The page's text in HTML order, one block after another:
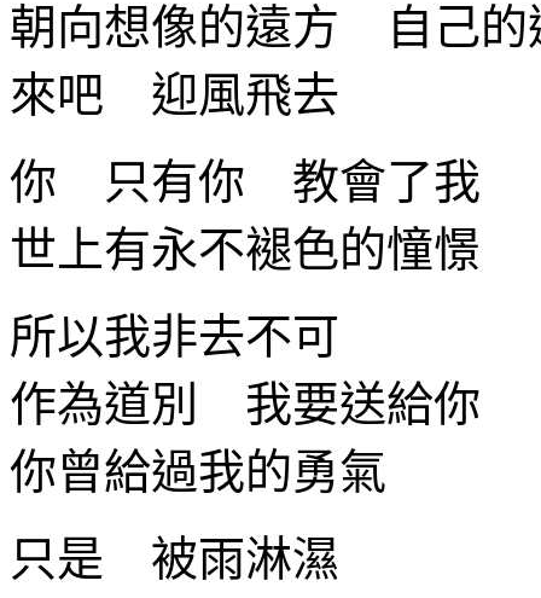
朝向想像的遠方 自己的
來吧 迎風飛去
你 只有你 教會了我
世上有永不褪色的憧憬
所以我非去不可
作為道別 我要送給你
你曾給過我的勇氣
只是 被雨淋濕